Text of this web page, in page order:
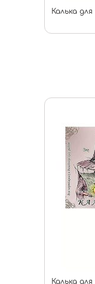
Калька
Калька